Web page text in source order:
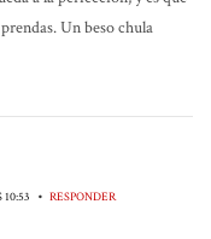
Un beso chula
10:53 • RESPONDER